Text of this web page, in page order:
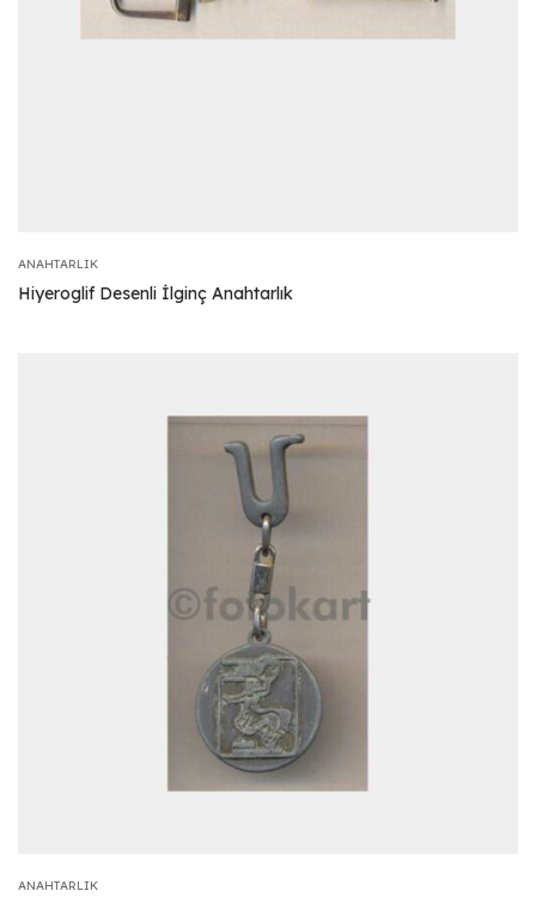
ANAHTARLIK
Hiyeroglif Desenli İlginç Anahtarlık
ANAHTARLIK